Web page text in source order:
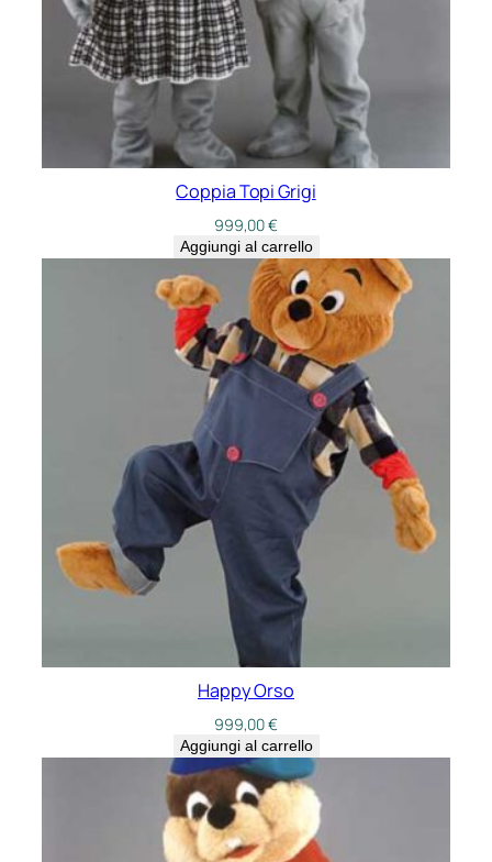
Coppia Topi Grigi
999,00€
Aggiungi al carrello
Happy Orso
999,00€
Aggiungi al carrello